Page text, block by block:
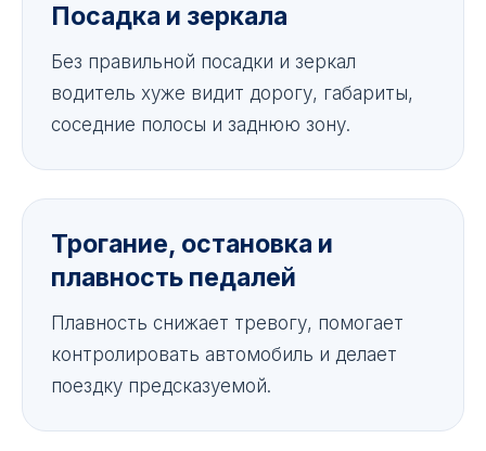
Посадка и зеркала
Без правильной посадки и зеркал
водитель хуже видит дорогу, габариты,
соседние полосы и заднюю зону.
Трогание, остановка и
плавность педалей
Плавность снижает тревогу, помогает
контролировать автомобиль и делает
поездку предсказуемой.